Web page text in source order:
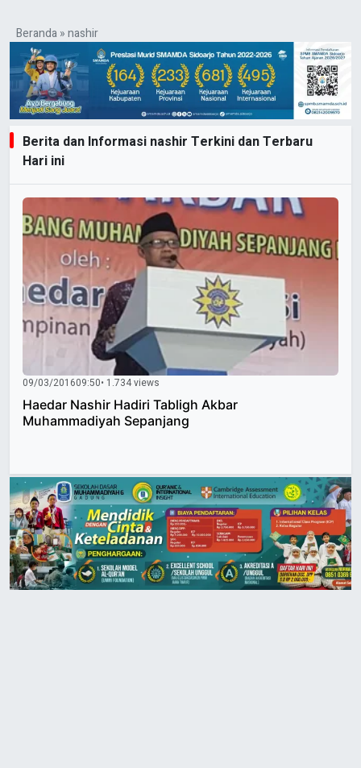
Beranda»nashir
Berita dan Informasi nashir Terkini dan Terbaru
Hari ini
09/03/201609:50• 1.734 views
Haedar Nashir Hadiri Tabligh Akbar
Muhammadiyah Sepanjang